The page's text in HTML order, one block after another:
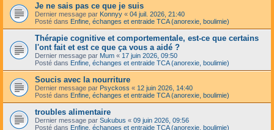
Je ne sais pas ce que je suis
Dernier message par Konnyy « 04 juil. 2026, 21:40
Posté dans Enfine, échanges et entraide TCA (anorexie, boulimie)
Thérapie cognitive et comportementale, est-ce que certains
l'ont fait et est ce que ça vous a aidé ?
Dernier message par Mum « 17 juin 2026, 09:50
Posté dans Enfine, échanges et entraide TCA (anorexie, boulimie)
Soucis avec la nourriture
Dernier message par Psyckoss « 12 juin 2026, 14:40
Posté dans Enfine, échanges et entraide TCA (anorexie, boulimie)
troubles alimentaire
Dernier message par Sukubus « 09 juin 2026, 09:56
Posté dans Enfine, échanges et entraide TCA (anorexie, boulimie)